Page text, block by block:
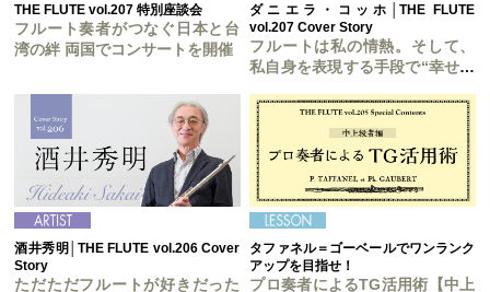
THE FLUTE vol.207 特別座談会
フルート奏者がつなぐ日本と台
湾の絆 両国でコンサートを開催
ダニエラ・コッホ│THE FLUTE
vol.207 Cover Story
フルートは私の情熱。そして、
私自身を表現する手段で“幸せな
酒井秀明│THE FLUTE vol.206 Cover
Story
ただただフルートが好きだった
タファネル＝ゴーベールでワンランク
アップを目指せ！
プロ奏者によるTG活用術【中上